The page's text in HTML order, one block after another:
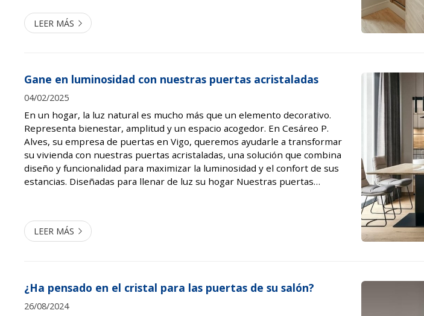
LEER MÁS
Gane en luminosidad con nuestras puertas acristaladas
04/02/2025
En un hogar, la luz natural es mucho más que un elemento decorativo.
Representa bienestar, amplitud y un espacio acogedor. En Cesáreo P.
Alves, su empresa de puertas en Vigo, queremos ayudarle a transformar
su vivienda con nuestras puertas acristaladas, una solución que combina
diseño y funcionalidad para maximizar la luminosidad y el confort de sus
estancias. Diseñadas para llenar de luz su hogar Nuestras puertas
LEER MÁS
¿Ha pensado en el cristal para las puertas de su salón?
26/08/2024